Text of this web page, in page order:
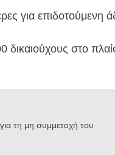
για επιδοτούμενη
στο
τη μη συμμετοχή του